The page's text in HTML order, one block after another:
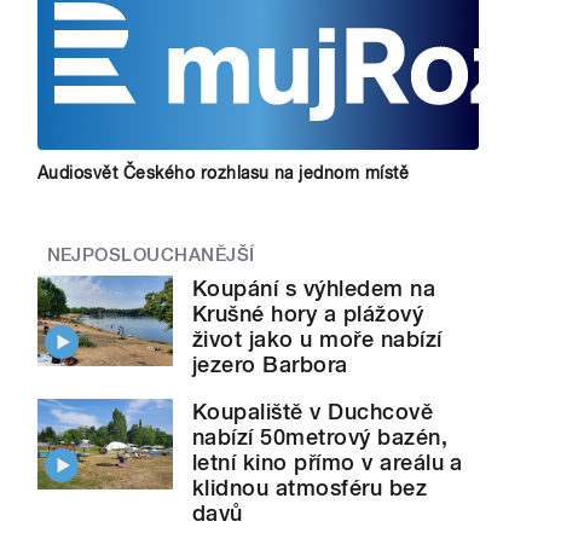
Audiosvět Českého rozhlasu na jednom místě
NEJPOSLOUCHANĚJŠÍ
Koupání s výhledem na
Krušné hory a plážový
život jako u moře nabízí
jezero Barbora
Koupaliště v Duchcově
nabízí 50metrový bazén,
letní kino přímo v areálu a
klidnou atmosféru bez
davů